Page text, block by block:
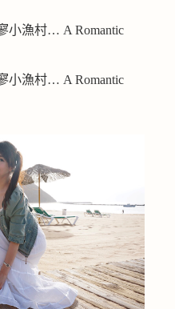
小漁村… A Romantic
小漁村… A Romantic